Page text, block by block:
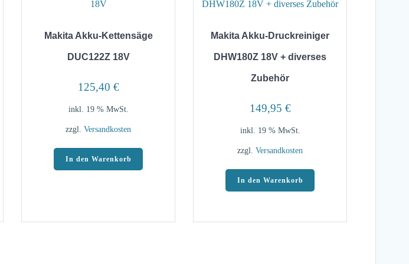
Makita Akku-Kettensäge
DUC122Z 18V
125,40 €
inkl. 19 % MwSt.
zzgl. Versandkosten
In den Warenkorb
Makita Akku-Druckreiniger
DHW180Z 18V + diverses
Zubehör
149,95 €
inkl. 19 % MwSt.
zzgl. Versandkosten
In den Warenkorb